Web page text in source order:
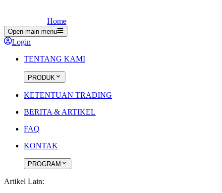
Home
Open main menu
Login
TENTANG KAMI
PRODUK
KETENTUAN TRADING
BERITA & ARTIKEL
FAQ
KONTAK
PROGRAM
Artikel Lain: